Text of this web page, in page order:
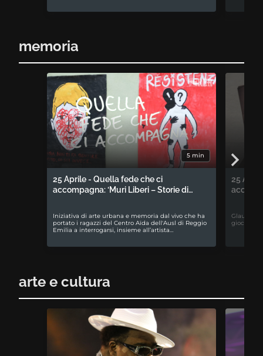
memoria
5 min
25 Aprile - Quella fede che ci
accompagna: ‘Muri Liberi – Storie di…
Iniziativa di arte urbana e memoria dal vivo che ha
portato i ragazzi del Centro Aïda dell'Ausl di Reggio
Emilia a interrogarsi, insieme all’artista…
25
Glauco
gioco da
arte e cultura